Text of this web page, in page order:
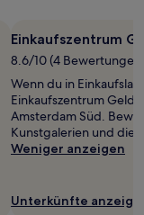
Einkaufszentrum
8.6/10 (4 Bewertungen)
Wenn du in
Einkaufszentrum
Amsterdam Süd.
Kunstgalerien und die
Weniger anzeigen
Unterkünfte